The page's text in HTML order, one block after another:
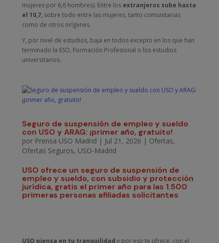
mujeres por 6,6 hombres). Entre los extranjeros sube hasta
el 10,7,sobre todo entre las mujeres, tanto comunitarias
como de otros orígenes.
Y, por nivel de estudios, baja en todos excepto en los que han
terminado la ESO, Formación Profesional o los estudios
universitarios.
Seguro de suspensión de empleo y sueldo
con USO y ARAG: ¡primer año, gratuito!
por Prensa USO Madrid | Jul 21, 2026 | Ofertas,
Ofertas Seguros, USO-Madrid
USO ofrece un seguro de suspensión de
empleo y sueldo, con subsidio y protección
jurídica, gratis el primer año para las 1.500
primeras personas afiliadas solicitantes
USO piensa en tu tranquilidad y por eso te ofrece, con el